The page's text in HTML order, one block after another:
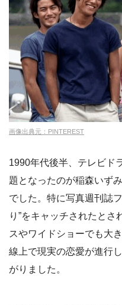
画像出典元：PINTEREST
1990年代後半、テレビド
題となったのが稲森いず
でした。特に写真週刊誌
り”をキャッチされたと
スやワイドショーでも大
線上で現実の恋愛が進行
がりました。